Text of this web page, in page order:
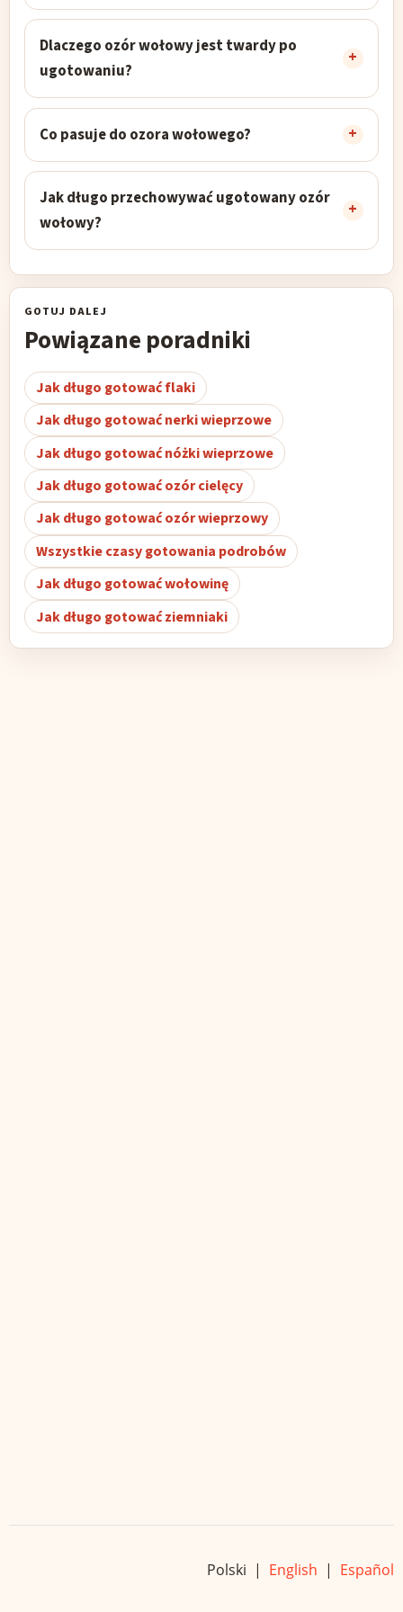
Dlaczego ozór wołowy jest twardy po
ugotowaniu?
Co pasuje do ozora wołowego?
Jak długo przechowywać ugotowany ozór
wołowy?
GOTUJ DALEJ
Powiązane poradniki
Jak długo gotować flaki
Jak długo gotować nerki wieprzowe
Jak długo gotować nóżki wieprzowe
Jak długo gotować ozór cielęcy
Jak długo gotować ozór wieprzowy
Wszystkie czasy gotowania podrobów
Jak długo gotować wołowinę
Jak długo gotować ziemniaki
Polski | English | Español